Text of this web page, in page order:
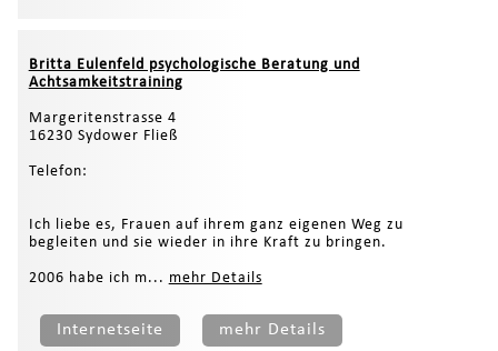
Britta Eulenfeld psychologische Beratung und
Achtsamkeitstraining
Margeritenstrasse 4
16230 Sydower Fließ
Telefon:
Ich liebe es, Frauen auf ihrem ganz eigenen Weg zu
begleiten und sie wieder in ihre Kraft zu bringen.
2006 habe ich m... mehr Details
Internetseite mehr Details